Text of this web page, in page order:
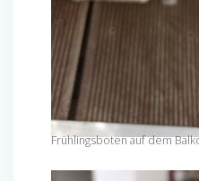
Frühlingsboten auf dem